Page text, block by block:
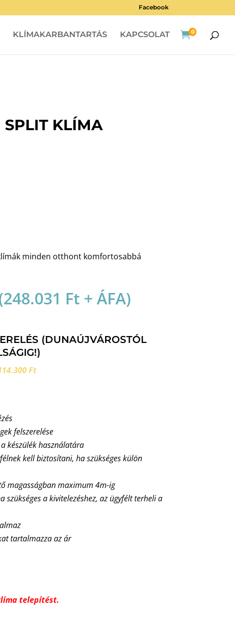
Facebook
KLÍMAKARBANTARTÁS KAPCSOLAT 0
SPLIT KLÍMA
klímák minden otthont komfortosabbá
248.031 Ft + ÁFA)
(DUNAÚJVÁROSTÓL
Ft
felszerelése
készülék használatára
kell biztosítani, ha szükséges külön
magasságban maximum 4m-ig
szükséges a kivitelezéshez, az ügyfélt terheli a
tartalmazza az ár
telepítést.